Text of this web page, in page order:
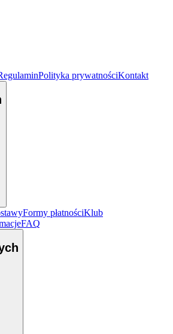
Polityka prywatnościKontakt
Formy płatnościKlub
FAQ